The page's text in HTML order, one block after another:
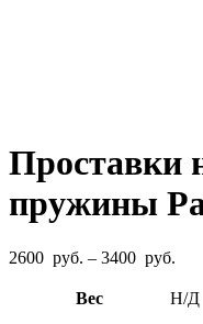
Проставки
пружины
2600 руб. – 3400 руб.
Вес Н/Д